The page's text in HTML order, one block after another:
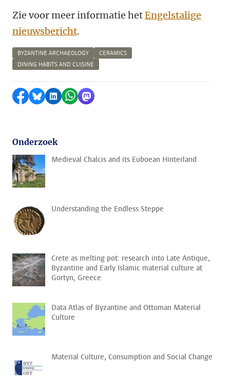
Zie voor meer informatie hetEngelstalige
nieuwsbericht.
BYZANTINE ARCHAEOLOGY
CERAMICS
DINING HABITS AND CUISINE
Delen op Facebook
Delen via Bluesky
Delen op LinkedIn
Delen via WhatsApp
Delen via Mastodon
Onderzoek
Medieval Chalcis and its Euboean Hinterland
Understanding the Endless Steppe
Crete as melting pot: research into Late Antique,
Byzantine and Early Islamic material culture at
Gortyn, Greece
Data Atlas of Byzantine and Ottoman Material
Culture
Material Culture, Consumption and Social Change